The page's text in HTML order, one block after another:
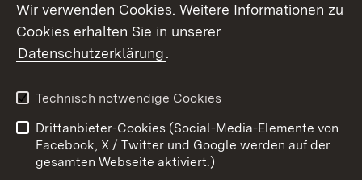
Kontakt
Barrierefreiheit
Impressum
Cookies
Wir verwenden Cookies. Weitere Informationen zu
Cookies erhalten Sie in unserer
Datenschutzerklärung.
Technisch notwendige Cookies
Drittanbieter-Cookies (Social-Media-Elemente von
Facebook, X / Twitter und Google werden auf der
gesamten Webseite aktiviert.)